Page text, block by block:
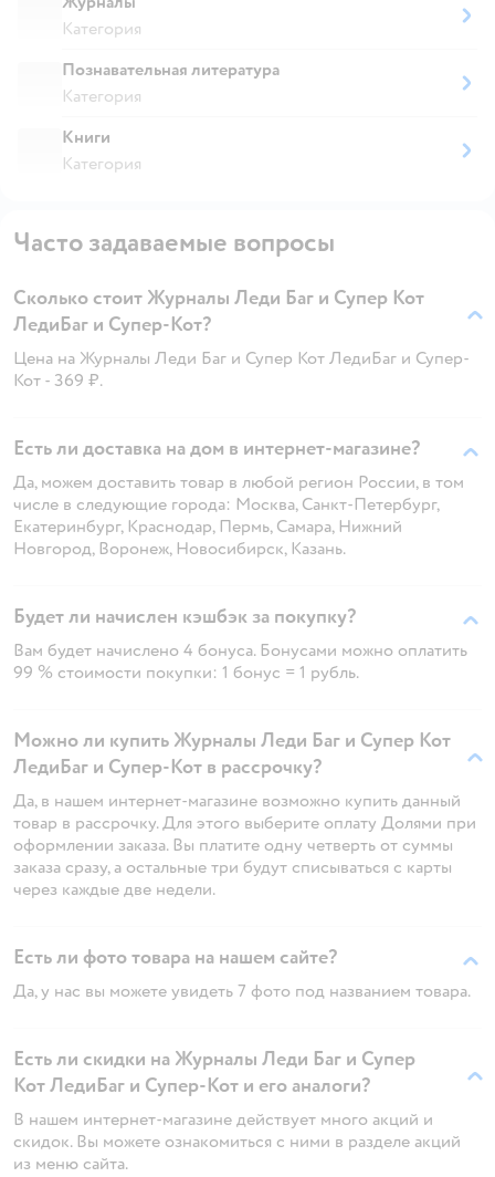
Категория
Познавательная литература
Категория
Книги
Категория
Часто задаваемые вопросы
Сколько стоит Журналы Леди Баг и Супер Кот
ЛедиБаг и Супер-Кот?
Цена на Журналы Леди Баг и Супер Кот ЛедиБаг и Супер-
Кот - 369 ₽.
Есть ли доставка на дом в интернет-магазине?
Да, можем доставить товар в любой регион России, в том
числе в следующие города: Москва, Санкт-Петербург,
Екатеринбург, Краснодар, Пермь, Самара, Нижний
Новгород, Воронеж, Новосибирск, Казань.
Будет ли начислен кэшбэк за покупку?
Вам будет начислено 4 бонуса. Бонусами можно оплатить
99 % стоимости покупки: 1 бонус = 1 рубль.
Можно ли купить Журналы Леди Баг и Супер Кот
ЛедиБаг и Супер-Кот в рассрочку?
Да, в нашем интернет-магазине возможно купить данный
товар в рассрочку. Для этого выберите оплату Долями при
оформлении заказа. Вы платите одну четверть от суммы
заказа сразу, а остальные три будут списываться с карты
через каждые две недели.
Есть ли фото товара на нашем сайте?
Да, у нас вы можете увидеть 7 фото под названием товара.
Есть ли скидки на Журналы Леди Баг и Супер
Кот ЛедиБаг и Супер-Кот и его аналоги?
В нашем интернет-магазине действует много акций и
скидок. Вы можете ознакомиться с ними в разделе акций
из меню сайта.